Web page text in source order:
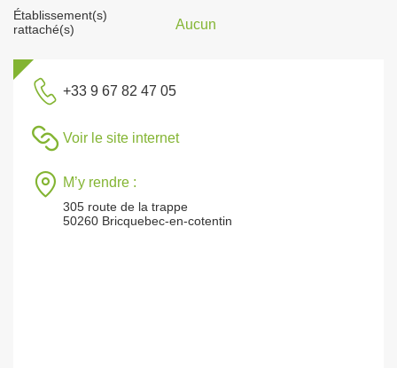
Établissement(s)
rattaché(s)
Aucun
+33 9 67 82 47 05
Voir le site internet
M’y rendre :
305 route de la trappe
50260 Bricquebec-en-cotentin